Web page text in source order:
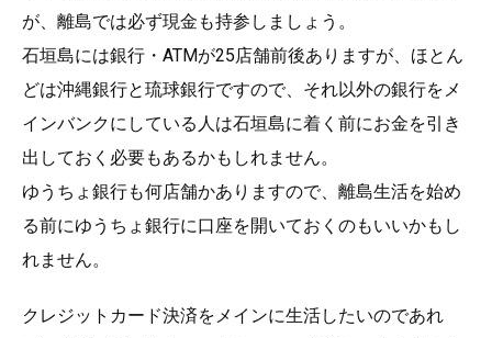
が、離島では必ず現金も持参しましょう。
石垣島には銀行・ATMが25店舗前後ありますが、ほとん
どは沖縄銀行と琉球銀行ですので、それ以外の銀行をメ
インバンクにしている人は石垣島に着く前にお金を引き
出しておく必要もあるかもしれません。
ゆうちょ銀行も何店舗かありますので、離島生活を始め
る前にゆうちょ銀行に口座を開いておくのもいいかもし
れません。
クレジットカード決済をメインに生活したいのであれ